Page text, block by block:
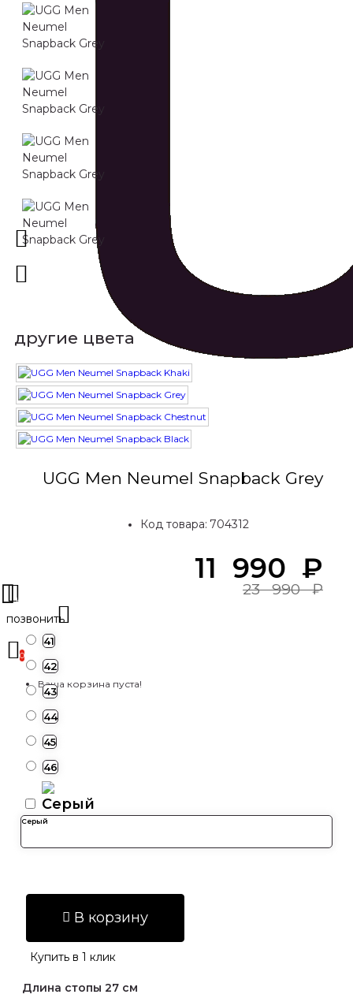
0
Ваша корзина пуста!
другие цвета
UGG Men Neumel Snapback Grey
Код товара: 704312
11 990 ₽
23 990₽
41
42
43
44
45
46
Серый
В корзину
Купить в 1 клик
Длина стопы 27 см